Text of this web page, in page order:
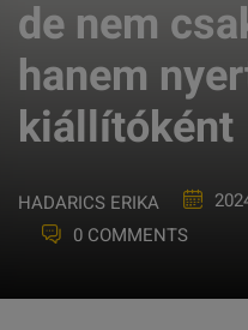
de nem
hanem
kiállítóként
HADARICS ERIKA
0 COMMENTS